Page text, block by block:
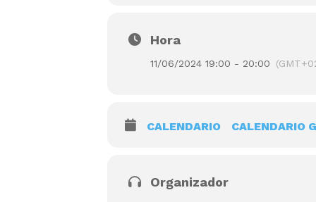
Hora
11/06/2024 19:00 - 20:00
CALENDARIO CALENDARIO
Organizador